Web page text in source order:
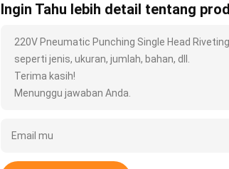
Ingin Tahu lebih detail tentang
220V Pneumatic Punching Single Head
seperti jenis, ukuran, jumlah, bahan, dll.
Terima kasih!
Menunggu jawaban Anda.